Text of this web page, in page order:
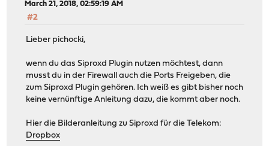
March 21, 2018, 02:59:19 AM
#2
Lieber pichocki,
wenn du das Siproxd Plugin nutzen möchtest, dann
musst du in der Firewall auch die Ports Freigeben, die
zum Siproxd Plugin gehören. Ich weiß es gibt bisher noch
keine vernünftige Anleitung dazu, die kommt aber noch.
Hier die Bilderanleitung zu Siproxd für die Telekom:
Dropbox